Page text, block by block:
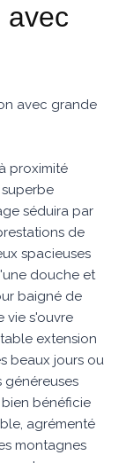
avec
avec grande
proximité
séduira par
de
spacieuses
douche et
baigné de
vie s'ouvre
extension
beaux jours ou
généreuses
bénéficie
agrémenté
montagnes